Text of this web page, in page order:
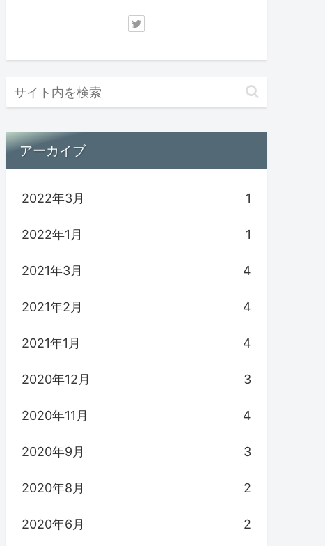
アーカイブ
2022年3月 1
2022年1月 1
2021年3月 4
2021年2月 4
2021年1月 4
2020年12月 3
2020年11月 4
2020年9月 3
2020年8月 2
2020年6月 2